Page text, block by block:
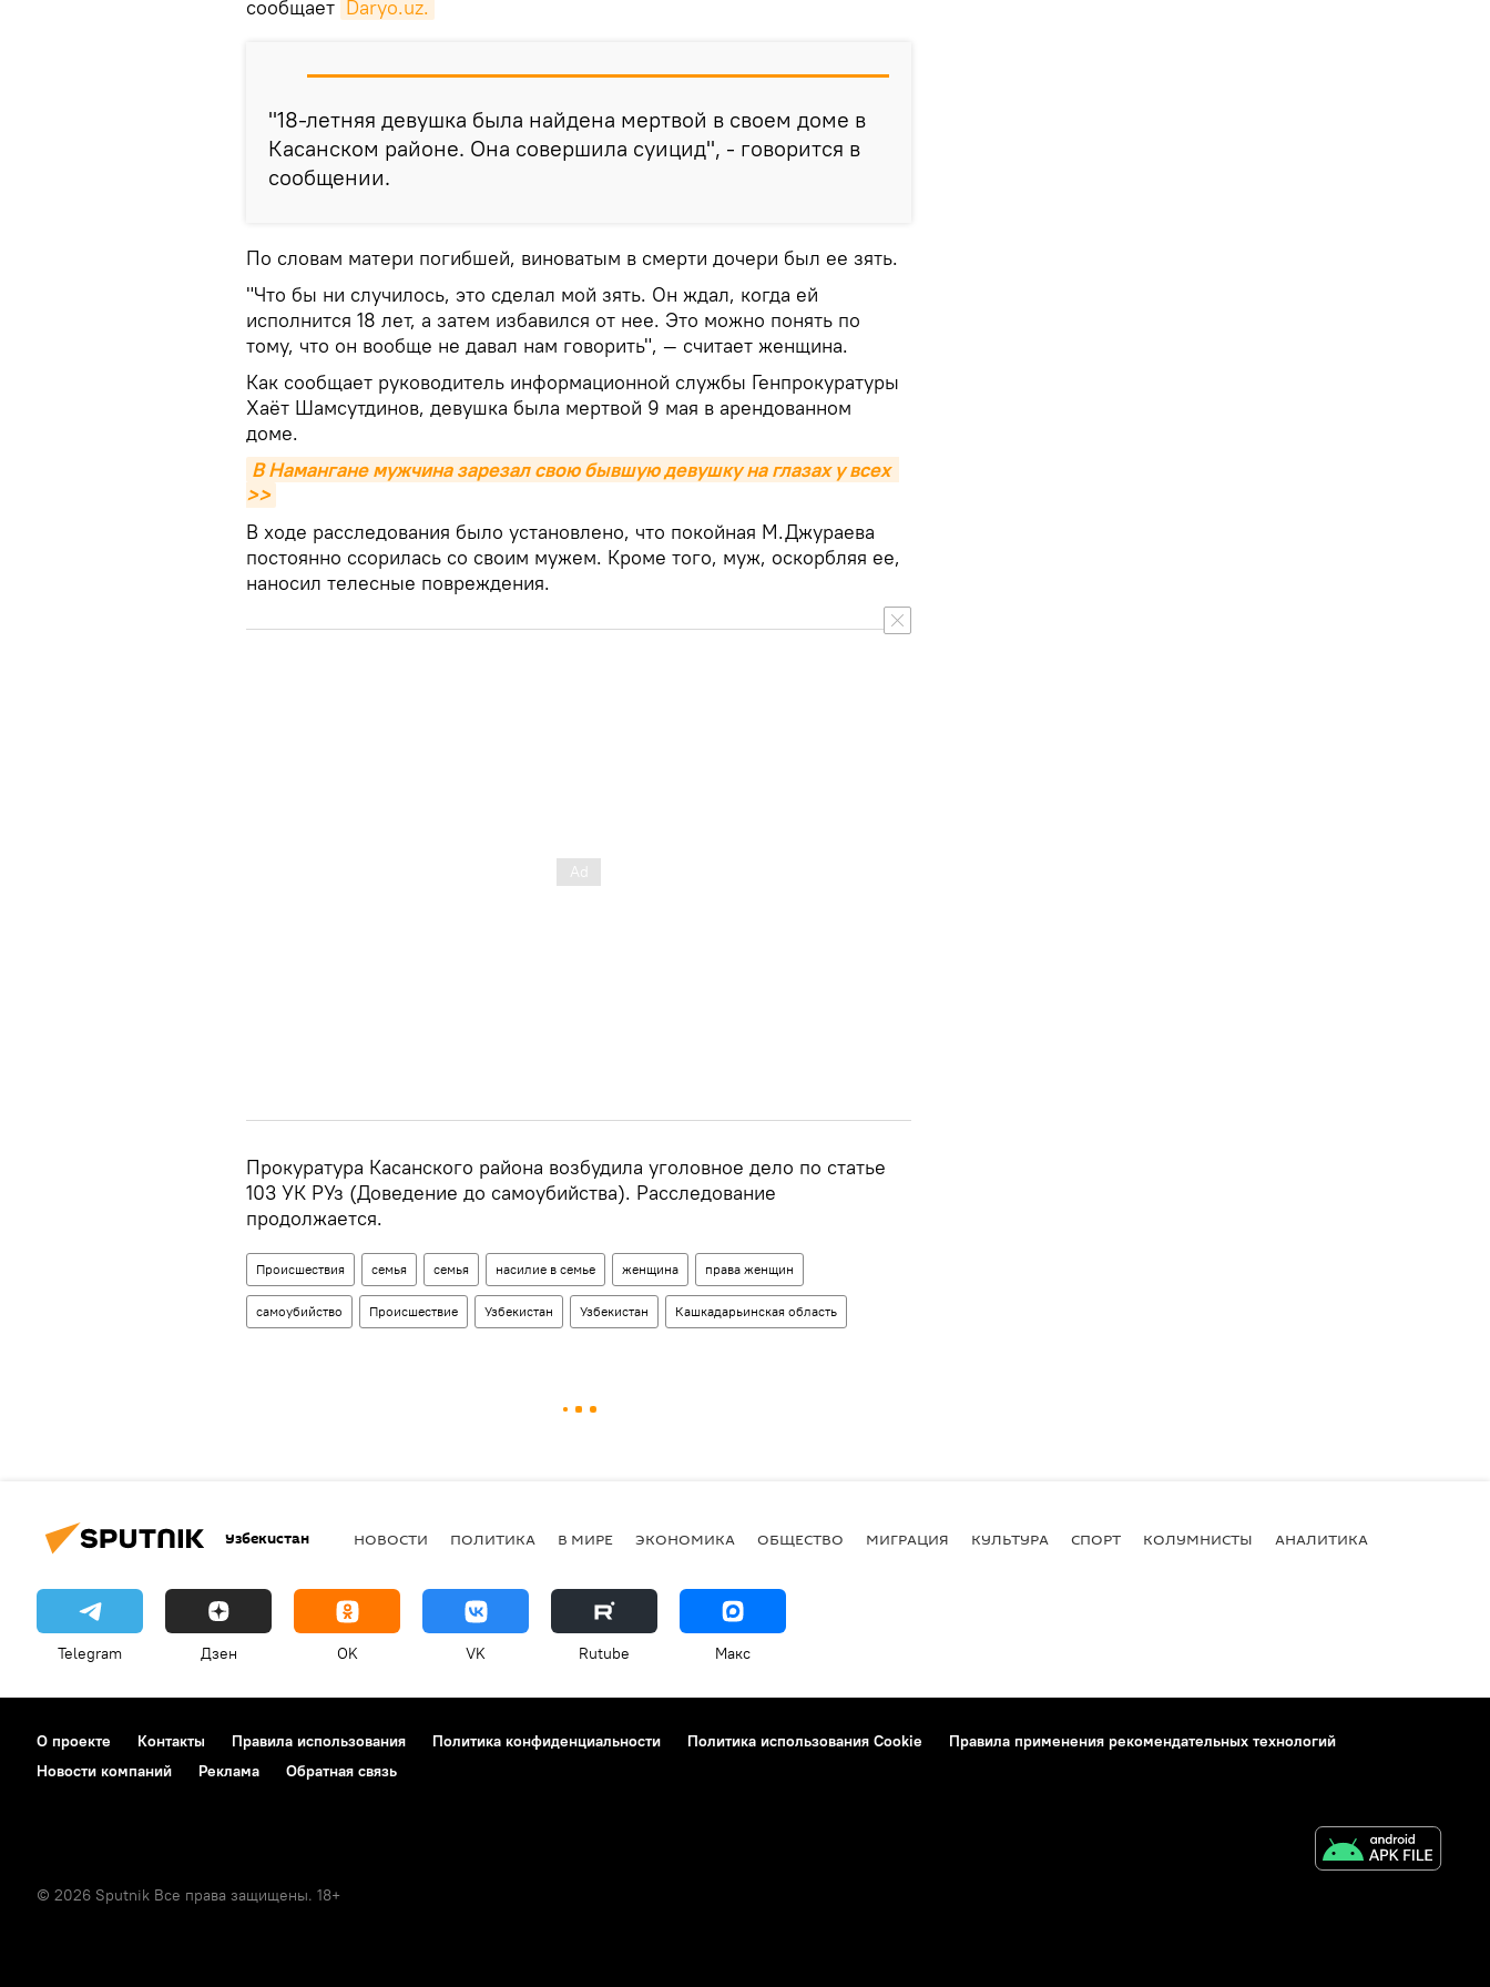
сообщает Daryo.uz.
"18-летняя девушка была найдена мертвой в своем доме в
Касанском районе. Она совершила суицид", - говорится в
сообщении.
По словам матери погибшей, виноватым в смерти дочери был ее зять.
"Что бы ни случилось, это сделал мой зять. Он ждал, когда ей
исполнится 18 лет, а затем избавился от нее. Это можно понять по
тому, что он вообще не давал нам говорить", — считает женщина.
Как сообщает руководитель информационной службы Генпрокуратуры
Хаёт Шамсутдинов, девушка была мертвой 9 мая в арендованном
доме.
В Намангане мужчина зарезал свою бывшую девушку на глазах у всех
>>
В ходе расследования было установлено, что покойная М.Джураева
постоянно ссорилась со своим мужем. Кроме того, муж, оскорбляя ее,
наносил телесные повреждения.
Прокуратура Касанского района возбудила уголовное дело по статье
103 УК РУз (Доведение до самоубийства). Расследование
продолжается.
Происшествия семья семья насилие в семье женщина права женщин
самоубийство Происшествие Узбекистан Узбекистан Кашкадарьинская область
Узбекистан НОВОСТИ ПОЛИТИКА В МИРЕ ЭКОНОМИКА ОБЩЕСТВО МИГРАЦИЯ КУЛЬТУРА СПОРТ КОЛУМНИСТЫ АНАЛИТИКА
Telegram Дзен OK VK Rutube Макс
О проекте Контакты Правила использования Политика конфиденциальности Политика использования Cookie
Правила применения рекомендательных технологий
Новости компаний
Реклама Обратная связь
© 2026 Sputnik Все права защищены. 18+